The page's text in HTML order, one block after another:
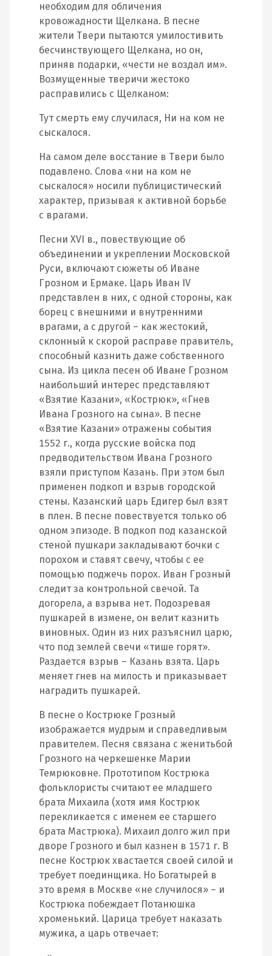
необходим для обличения
кровожадности Щелкана. В песне
жители Твери пытаются умилостивить
бесчинствующего Щелкана, но он,
приняв подарки, «чести не воздал им».
Возмущенные тверичи жестоко
расправились с Щелканом:
Тут смерть ему случилася, Ни на ком не
сыскалося.
На самом деле восстание в Твери было
подавлено. Слова «ни на ком не
сыскалося» носили публицистический
характер, призывая к активной борьбе
с врагами.
Песни XVI в., повествующие об
объединении и укреплении Московской
Руси, включают сюжеты об Иване
Грозном и Ермаке. Царь Иван IV
представлен в них, с одной стороны, как
борец с внешними и внутренними
врагами, а с другой – как жестокий,
склонный к скорой расправе правитель,
способный казнить даже собственного
сына. Из цикла песен об Иване Грозном
наибольший интерес представляют
«Взятие Казани», «Кострюк», «Гнев
Ивана Грозного на сына». В песне
«Взятие Казани» отражены события
1552 г., когда русские войска под
предводительством Ивана Грозного
взяли приступом Казань. При этом был
применен подкоп и взрыв городской
стены. Казанский царь Едигер был взят
в плен. В песне повествуется только об
одном эпизоде. В подкоп под казанской
стеной пушкари закладывают бочки с
порохом и ставят свечу, чтобы с ее
помощью поджечь порох. Иван Грозный
следит за контрольной свечой. Та
догорела, а взрыва нет. Подозревая
пушкарей в измене, он велит казнить
виновных. Один из них разъяснил царю,
что под землей свечи «тише горят».
Раздается взрыв – Казань взята. Царь
меняет гнев на милость и приказывает
наградить пушкарей.
В песне о Кострюке Грозный
изображается мудрым и справедливым
правителем. Песня связана с женитьбой
Грозного на черкешенке Марии
Темрюковне. Прототипом Кострюка
фольклористы считают ее младшего
брата Михаила (хотя имя Кострюк
перекликается с именем ее старшего
брата Мастрюка). Михаил долго жил при
дворе Грозного и был казнен в 1571 г. В
песне Кострюк хвастается своей силой и
требует поединщика. Но Богатырей в
это время в Москве «не случилося» – и
Кострюка побеждает Потанюшка
хроменький. Царица требует наказать
мужика, а царь отвечает: